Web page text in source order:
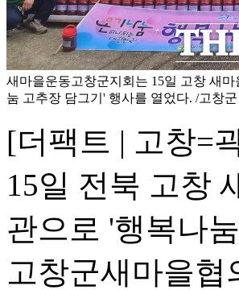
새마을운동고창군지회는 15일 고창 새
눔 고추장 담그기' 행사를 열었다. /고창군
[더팩트 | 고창=
15일 전북 고창
관으로 '행복나
고창군새마을협